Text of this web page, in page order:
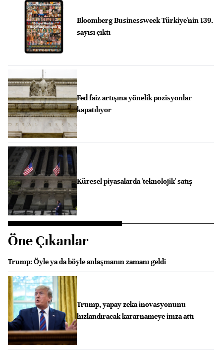
Bloomberg Businessweek Türkiye'nin 139.
sayısı çıktı
Fed faiz artışına yönelik pozisyonlar
kapatılıyor
Küresel piyasalarda 'teknolojik' satış
Öne Çıkanlar
Trump: Öyle ya da böyle anlaşmanın zamanı geldi
Trump, yapay zeka inovasyonunu
hızlandıracak kararnameye imza attı